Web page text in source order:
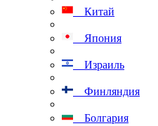
Китай
Япония
Израиль
Финляндия
Болгария